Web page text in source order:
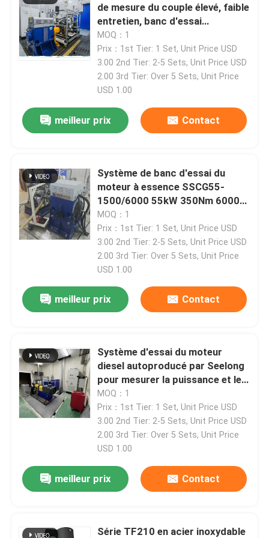
Produits
de mesure du couple élevé, faible
entretien, banc d'essai
dynamomètre électrique moteur
diesel
MOQ：1
Prix：1st Tier: 1 Set, Unit Price USD
3.00 2nd Tier: 2-5 Sets, Unit Price USD
2.00 3rd Tier: Over 5 Sets, Unit Price
USD 1.00
meilleur prix Contact
Système de banc d'essai du
moteur à essence SSCG55-
1500/6000 55kW 350Nm 6000
RPM
MOQ：1
Prix：1st Tier: 1 Set, Unit Price USD
3.00 2nd Tier: 2-5 Sets, Unit Price USD
2.00 3rd Tier: Over 5 Sets, Unit Price
USD 1.00
meilleur prix Contact
Système d'essai du moteur
diesel autoproducé par Seelong
pour mesurer la puissance et le
couple
MOQ：1
Prix：1st Tier: 1 Set, Unit Price USD
3.00 2nd Tier: 2-5 Sets, Unit Price USD
2.00 3rd Tier: Over 5 Sets, Unit Price
USD 1.00
meilleur prix Contact
Série TF210 en acier inoxydable